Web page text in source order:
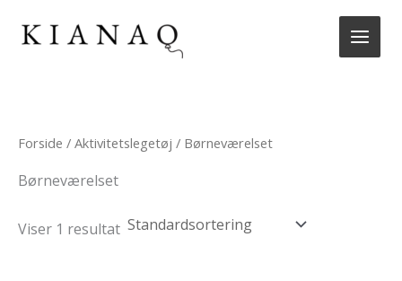
Forside / Aktivitetslegetøj / Børneværelset
Børneværelset
Viser 1 resultat